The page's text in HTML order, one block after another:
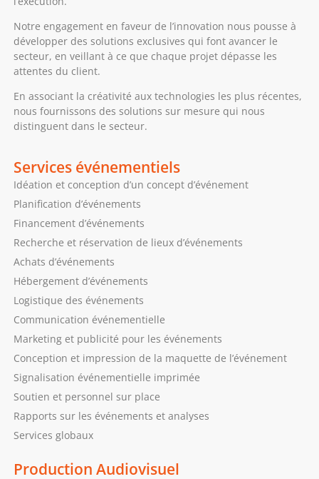
Notre engagement en faveur de l’innovation nous pousse à
développer des solutions exclusives qui font avancer le
secteur, en veillant à ce que chaque projet dépasse les
attentes du client.
En associant la créativité aux technologies les plus récentes,
nous fournissons des solutions sur mesure qui nous
distinguent dans le secteur.
Services événementiels
Idéation et conception d’un concept d’événement
Planification d’événements
Financement d’événements
Recherche et réservation de lieux d’événements
Achats d’événements
Hébergement d’événements
Logistique des événements
Communication événementielle
Marketing et publicité pour les événements
Conception et impression de la maquette de l’événement
Signalisation événementielle imprimée
Soutien et personnel sur place
Rapports sur les événements et analyses
Services globaux
Production Audiovisuel